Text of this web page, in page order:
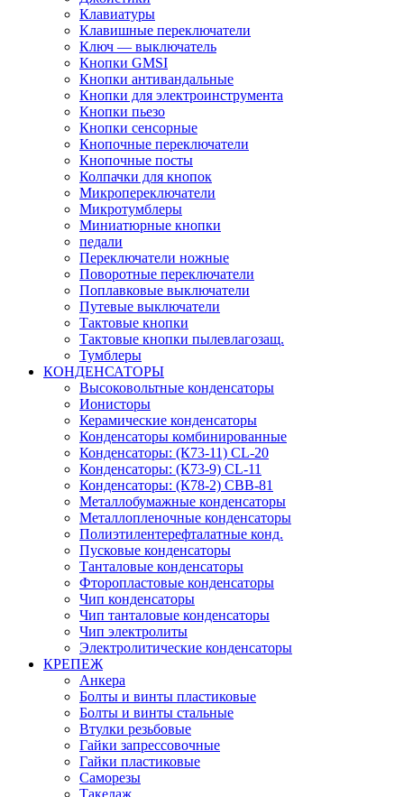
Клавиатуры
Клавишные переключатели
Ключ — выключатель
Кнопки GMSI
Кнопки антивандальные
Кнопки для электроинструмента
Кнопки пьезо
Кнопки сенсорные
Кнопочные переключатели
Кнопочные посты
Колпачки для кнопок
Микропереключатели
Микротумблеры
Миниатюрные кнопки
педали
Переключатели ножные
Поворотные переключатели
Поплавковые выключатели
Путевые выключатели
Тактовые кнопки
Тактовые кнопки пылевлагозащ.
Тумблеры
КОНДЕНСАТОРЫ
Высоковольтные конденсаторы
Ионисторы
Керамические конденсаторы
Конденсаторы комбинированные
Конденсаторы: (К73-11) CL-20
Конденсаторы: (К73-9) CL-11
Конденсаторы: (К78-2) CBB-81
Металлобумажные конденсаторы
Металлопленочные конденсаторы
Полиэтилентерефталатные конд.
Пусковые конденсаторы
Танталовые конденсаторы
Фторопластовые конденсаторы
Чип конденсаторы
Чип танталовые конденсаторы
Чип электролиты
Электролитические конденсаторы
КРЕПЕЖ
Анкера
Болты и винты пластиковые
Болты и винты стальные
Втулки резьбовые
Гайки запрессовочные
Гайки пластиковые
Саморезы
Такелаж